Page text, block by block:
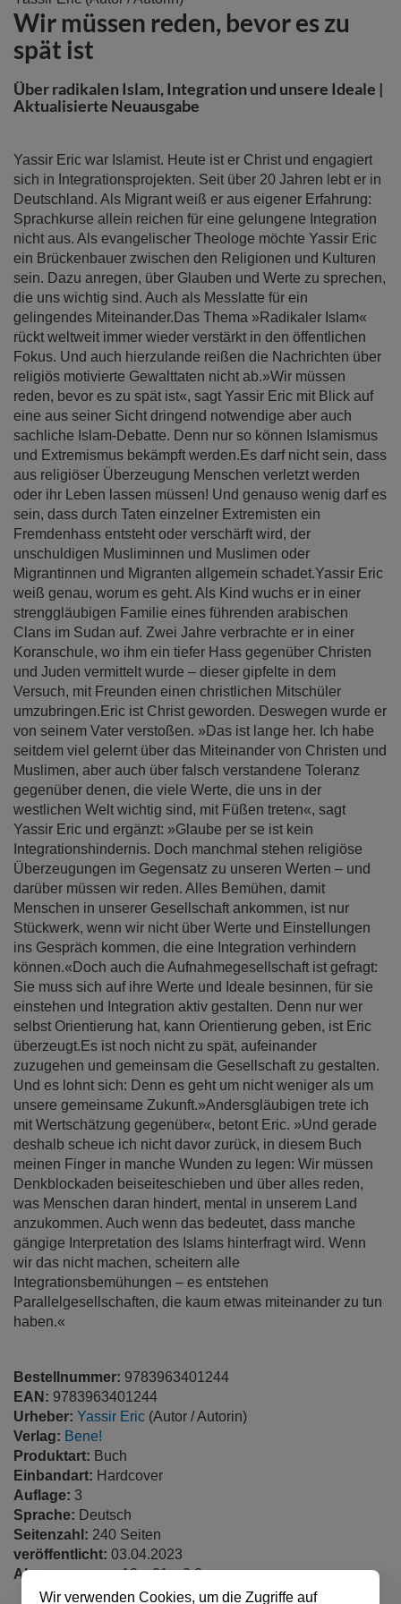
Wir müssen reden, bevor es zu
spät ist
Über radikalen Islam, Integration und unsere Ideale |
Aktualisierte Neuausgabe
Yassir Eric war Islamist. Heute ist er Christ und engagiert
sich in Integrationsprojekten. Seit über 20 Jahren lebt er in
Deutschland. Als Migrant weiß er aus eigener Erfahrung:
Sprachkurse allein reichen für eine gelungene Integration
nicht aus. Als evangelischer Theologe möchte Yassir Eric
ein Brückenbauer zwischen den Religionen und Kulturen
sein. Dazu anregen, über Glauben und Werte zu sprechen,
die uns wichtig sind. Auch als Messlatte für ein
gelingendes Miteinander.Das Thema »Radikaler Islam«
rückt weltweit immer wieder verstärkt in den öffentlichen
Fokus. Und auch hierzulande reißen die Nachrichten über
religiös motivierte Gewalttaten nicht ab.»Wir müssen
reden, bevor es zu spät ist«, sagt Yassir Eric mit Blick auf
eine aus seiner Sicht dringend notwendige aber auch
sachliche Islam-Debatte. Denn nur so können Islamismus
und Extremismus bekämpft werden.Es darf nicht sein, dass
aus religiöser Überzeugung Menschen verletzt werden
oder ihr Leben lassen müssen! Und genauso wenig darf es
sein, dass durch Taten einzelner Extremisten ein
Fremdenhass entsteht oder verschärft wird, der
unschuldigen Musliminnen und Muslimen oder
Migrantinnen und Migranten allgemein schadet.Yassir Eric
weiß genau, worum es geht. Als Kind wuchs er in einer
strenggläubigen Familie eines führenden arabischen
Clans im Sudan auf. Zwei Jahre verbrachte er in einer
Koranschule, wo ihm ein tiefer Hass gegenüber Christen
und Juden vermittelt wurde – dieser gipfelte in dem
Versuch, mit Freunden einen christlichen Mitschüler
umzubringen.Eric ist Christ geworden. Deswegen wurde er
von seinem Vater verstoßen. »Das ist lange her. Ich habe
seitdem viel gelernt über das Miteinander von Christen und
Muslimen, aber auch über falsch verstandene Toleranz
gegenüber denen, die viele Werte, die uns in der
westlichen Welt wichtig sind, mit Füßen treten«, sagt
Yassir Eric und ergänzt: »Glaube per se ist kein
Integrationshindernis. Doch manchmal stehen religiöse
Überzeugungen im Gegensatz zu unseren Werten – und
darüber müssen wir reden. Alles Bemühen, damit
Menschen in unserer Gesellschaft ankommen, ist nur
Stückwerk, wenn wir nicht über Werte und Einstellungen
ins Gespräch kommen, die eine Integration verhindern
können.«Doch auch die Aufnahmegesellschaft ist gefragt:
Sie muss sich auf ihre Werte und Ideale besinnen, für sie
einstehen und Integration aktiv gestalten. Denn nur wer
selbst Orientierung hat, kann Orientierung geben, ist Eric
überzeugt.Es ist noch nicht zu spät, aufeinander
zuzugehen und gemeinsam die Gesellschaft zu gestalten.
Und es lohnt sich: Denn es geht um nicht weniger als um
unsere gemeinsame Zukunft.»Andersgläubigen trete ich
mit Wertschätzung gegenüber«, betont Eric. »Und gerade
deshalb scheue ich nicht davor zurück, in diesem Buch
meinen Finger in manche Wunden zu legen: Wir müssen
Denkblockaden beiseiteschieben und über alles reden,
was Menschen daran hindert, mental in unserem Land
anzukommen. Auch wenn das bedeutet, dass manche
gängige Interpretation des Islams hinterfragt wird. Wenn
wir das nicht machen, scheitern alle
Integrationsbemühungen – es entstehen
Parallelgesellschaften, die kaum etwas miteinander zu tun
haben.«
Bestellnummer: 9783963401244
EAN: 9783963401244
Urheber: Yassir Eric (Autor / Autorin)
Verlag: Bene!
Produktart: Buch
Einbandart: Hardcover
Auflage: 3
Sprache: Deutsch
Seitenzahl: 240 Seiten
veröffentlicht: 03.04.2023
Abmessungen:13 x 21 x 2.2 cm
Anfang
der
Bildergalerie
Wir verwenden Cookies, um die Zugriffe auf